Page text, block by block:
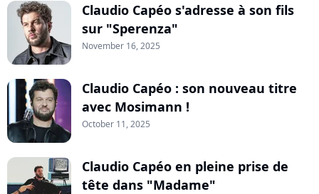
Claudio Capéo s'adresse à son fils
sur "Sperenza"
November 16, 2025
Claudio Capéo : son nouveau titre
avec Mosimann !
October 11, 2025
Claudio Capéo en pleine prise de
tête dans "Madame"